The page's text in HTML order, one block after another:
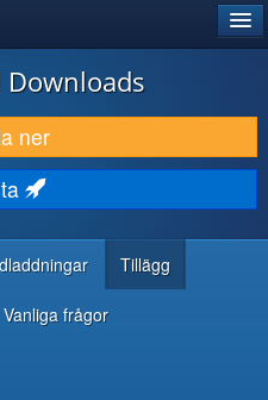
Downloads
ner
Tillägg
Vanliga frågor